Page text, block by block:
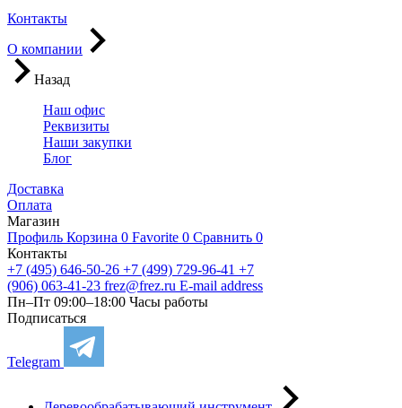
Контакты
О компании
Назад
Наш офис
Реквизиты
Наши закупки
Блог
Доставка
Оплата
Магазин
Профиль Корзина 0 Favorite 0 Сравнить 0
Контакты
+7 (495) 646-50-26 +7 (499) 729-96-41 +7
(906) 063-41-23 frez@frez.ru E-mail address
Пн–Пт 09:00–18:00 Часы работы
Подписаться
Telegram